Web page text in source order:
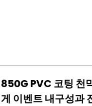
어떻
향상
에